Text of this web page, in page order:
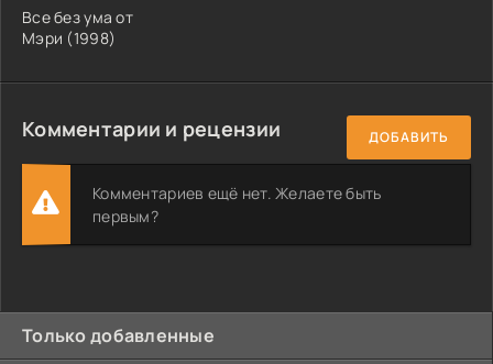
Все без ума от
Мэри (1998)
Комментарии и рецензии ДОБАВИТЬ
Комментариев ещё нет. Желаете быть
первым?
Только добавленные